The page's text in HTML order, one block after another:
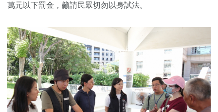
萬元以下罰金，籲請民眾切勿以身試法。